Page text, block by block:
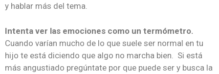
y hablar más del tema.
Intenta ver las emociones como un termómetro.
Cuando varían mucho de lo que suele ser normal en tu
hijo te está diciendo que algo no marcha bien. Si está
más angustiado pregúntate por que puede ser y busca la